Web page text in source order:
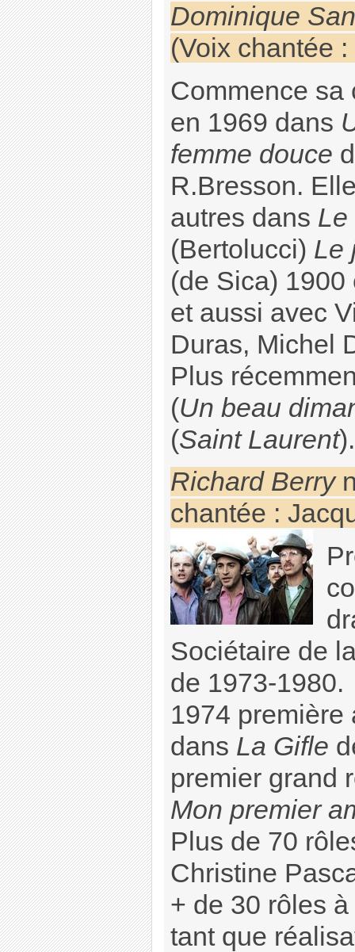
Dominique
(Voix chantée
Commence sa
en 1969 dans
femme douce
R.Bresson.
autres dans Le
(Bertolucci) Le
(de Sica)
et aussi avec
Duras, Michel
Plus
(Un beau
(Saint Laurent).
Richard Berry
chantée :
Sociétaire de
de 1973-1980.
1974 première
dans La Gifle
premier grand
Mon premier
Plus de 70
Christine
+ de 30 rôles
tant que